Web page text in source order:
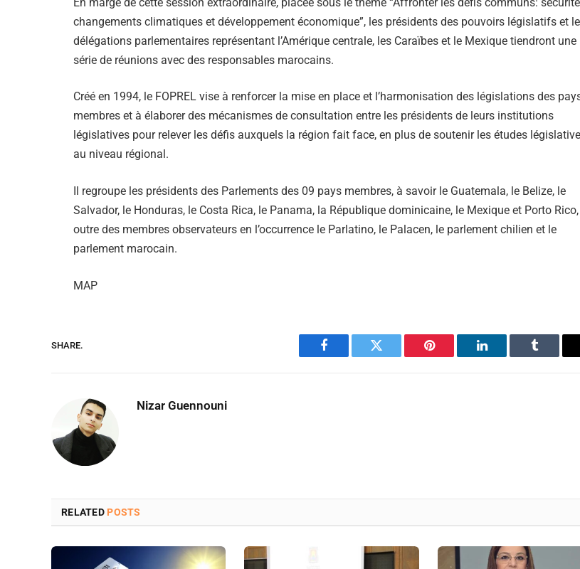
changements climatiques et développement économique”, les présidents des pouvoirs législatifs et
délégations parlementaires représentant l’Amérique centrale, les Caraïbes et le Mexique tiendront une
série de réunions avec des responsables marocains.
Créé en 1994, le FOPREL vise à renforcer la mise en place et l’harmonisation des législations des
membres et à élaborer des mécanismes de consultation entre les présidents de leurs institutions
législatives pour relever les défis auxquels la région fait face, en plus de soutenir les études
au niveau régional.
Il regroupe les présidents des Parlements des 09 pays membres, à savoir le Guatemala, le Belize, le
Salvador, le Honduras, le Costa Rica, le Panama, la République dominicaine, le Mexique et Porto Rico,
outre des membres observateurs en l’occurrence le Parlatino, le Palacen, le parlement chilien et le
parlement marocain.
MAP
SHARE.
Facebook Twitter Pinterest LinkedIn Tumblr
Nizar Guennouni
RELATED POSTS